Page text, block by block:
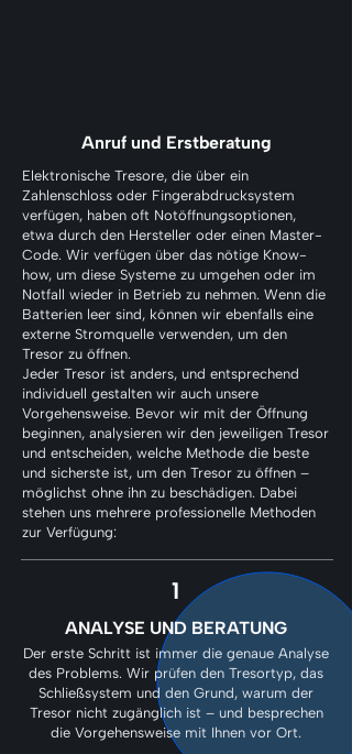
Anruf und Erstberatung
Elektronische Tresore, die über ein
Zahlenschloss oder Fingerabdrucksystem
verfügen, haben oft Notöffnungsoptionen,
etwa durch den Hersteller oder einen Master-
Code. Wir verfügen über das nötige Know-
how, um diese Systeme zu umgehen oder im
Notfall wieder in Betrieb zu nehmen. Wenn die
Batterien leer sind, können wir ebenfalls eine
externe Stromquelle verwenden, um den
Tresor zu öffnen.
Jeder Tresor ist anders, und entsprechend
individuell gestalten wir auch unsere
Vorgehensweise. Bevor wir mit der Öffnung
beginnen, analysieren wir den jeweiligen Tresor
und entscheiden, welche Methode die beste
und sicherste ist, um den Tresor zu öffnen –
möglichst ohne ihn zu beschädigen. Dabei
stehen uns mehrere professionelle Methoden
zur Verfügung:
1
ANALYSE UND BERATUNG
Der erste Schritt ist immer die genaue Analyse
des Problems. Wir prüfen den Tresortyp, das
Schließsystem und den Grund, warum der
Tresor nicht zugänglich ist – und besprechen
die Vorgehensweise mit Ihnen vor Ort.